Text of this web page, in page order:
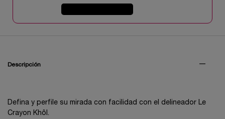
Descripción
Defina y perfile su mirada con facilidad con el delineador Le
Crayon Khôl.